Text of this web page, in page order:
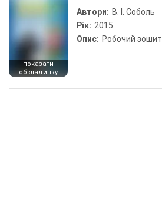
показати
обкладинку
Автори: В. І. Соболь
Рік: 2015
Опис: Робочий зошит